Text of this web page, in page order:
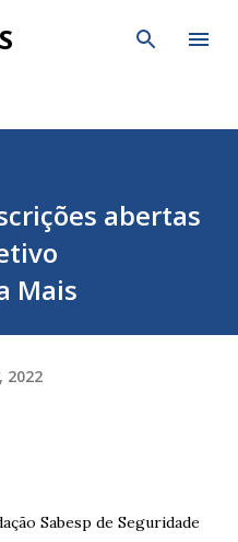
principal
abertas
Mais
2022
Sabesp de Seguridade